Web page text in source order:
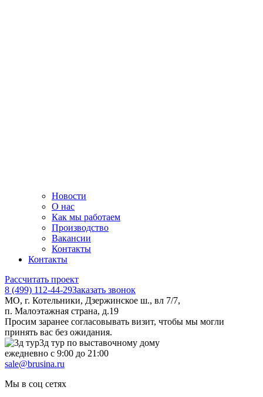
Новости
О нас
Как мы работаем
Производство
Вакансии
Контакты
Контакты
Рассчитать проект
8 (499) 112-44-29Заказать звонок
МО, г. Котельники, Дзержинское ш., вл 7/7,
п. Малоэтажная страна, д.19
Просим заранее согласовывать визит, чтобы мы могли
принять вас без ожидания.
3д тур по выставочному дому
ежедневно с 9:00 до 21:00
sale@brusina.ru
Мы в соц сетях